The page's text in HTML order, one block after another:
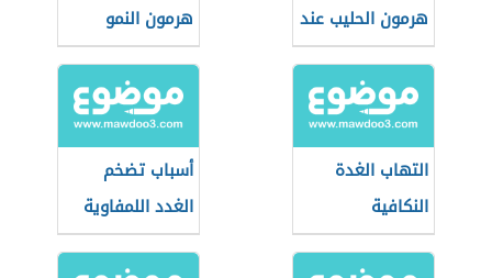
هرمون الحليب عند
النساء
هرمون النمو
التهاب الغدة
النكافية
أسباب تضخم
الغدد اللمفاوية